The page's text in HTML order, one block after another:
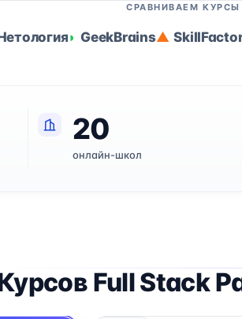
СРАВНИВАЕМ
GeekBrains
20
онлайн-школ
Full Stack